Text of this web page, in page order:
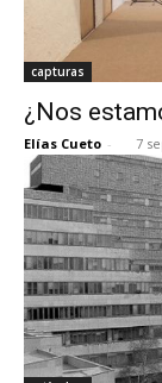
capturas
¿Nos
Elías Cueto - 7